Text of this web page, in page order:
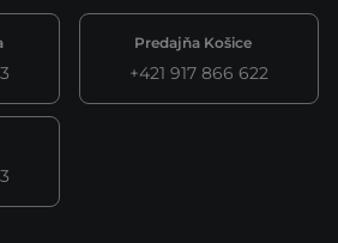
Predajňa Košice
+421 917 866 622